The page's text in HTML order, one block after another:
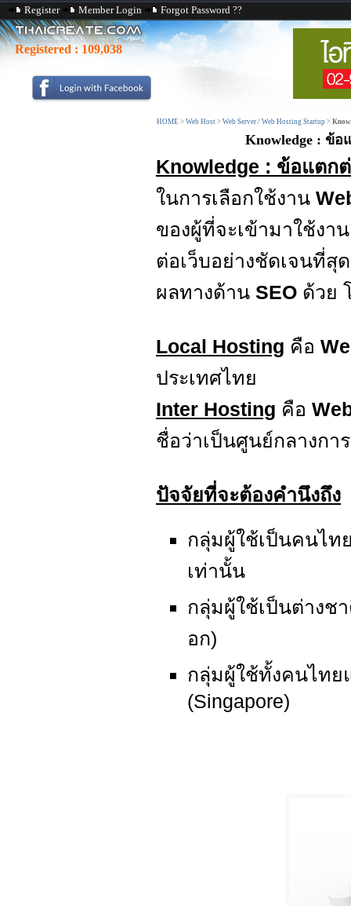
Register Member Login Forgot Password ??
Registered : 109,038
HOME > Web Host > Web Server / Web Hosting Startup >
Knowledge : ข้อ
Knowledge : ข้อแตก
ในการเลือกใช้งาน
ของผู้ที่จะเข้ามาใช้งา
ต่อเว็บอย่างชัดเจนที่สุ
ผลทางด้าน SEO ด้วย
Local Hosting คือ
ประเทศไทย
Inter Hosting คือ
ชื่อว่าเป็นศูนย์กลางกา
ปัจจัยที่จะต้องคำนึงถึง
กลุ่มผู้ใช้เป็นคนไท
เท่านั้น
กลุ่มผู้ใช้เป็นต่างช
อก)
กลุ่มผู้ใช้ทั้งคนไทย
(Singapore)